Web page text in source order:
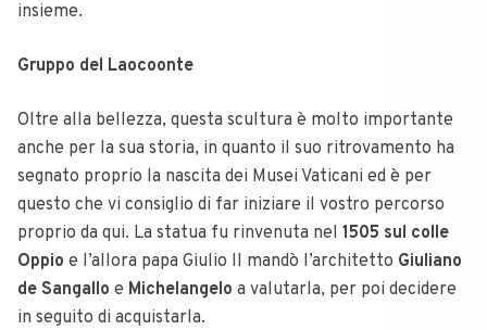
insieme.
Gruppo del Laocoonte
Oltre alla bellezza, questa scultura è molto importante
anche per la sua storia, in quanto il suo ritrovamento ha
segnato proprio la nascita dei Musei Vaticani ed è per
questo che vi consiglio di far iniziare il vostro percorso
proprio da qui. La statua fu rinvenuta nel 1505 sul colle
Oppio e l’allora papa Giulio II mandò l’architetto Giuliano
de Sangallo e Michelangelo a valutarla, per poi decidere
in seguito di acquistarla.